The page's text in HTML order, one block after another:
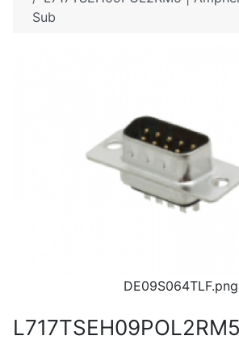
Sub
DE09S064TLF.png
L717TSEH09POL2RM5